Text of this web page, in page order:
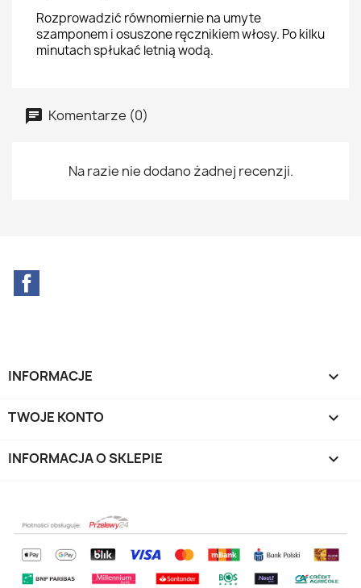
Rozprowadzić równomiernie na umyte
szamponem i osuszone ręcznikiem włosy. Po kilku
minutach spłukać letnią wodą.
Komentarze (0)
Na razie nie dodano żadnej recenzji.
INFORMACJE 
TWOJE KONTO 
INFORMACJA O SKLEPIE keyboard_arrow_down